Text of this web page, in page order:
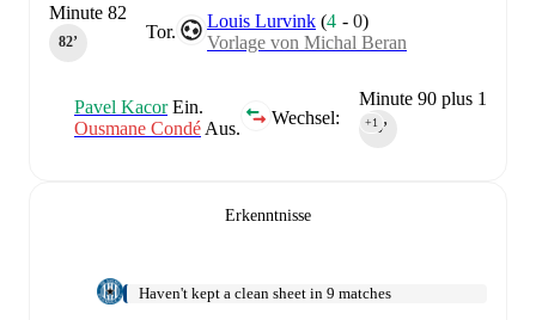
Tor.
Louis Lurvink (4 -0)
Vorlage von Michal Beran
Minute 82
82‎’‎
Minute 90 plus 1
90‎’‎
+1
Wechsel:
Pavel KacorEin.
Ousmane Condé Aus.
Erkenntnisse
Haven't kept a clean sheet in 9 matches